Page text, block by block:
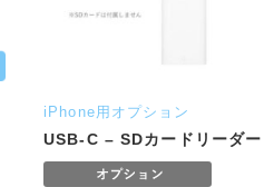
iPhone用オプション
USB-C – SDカードリーダー